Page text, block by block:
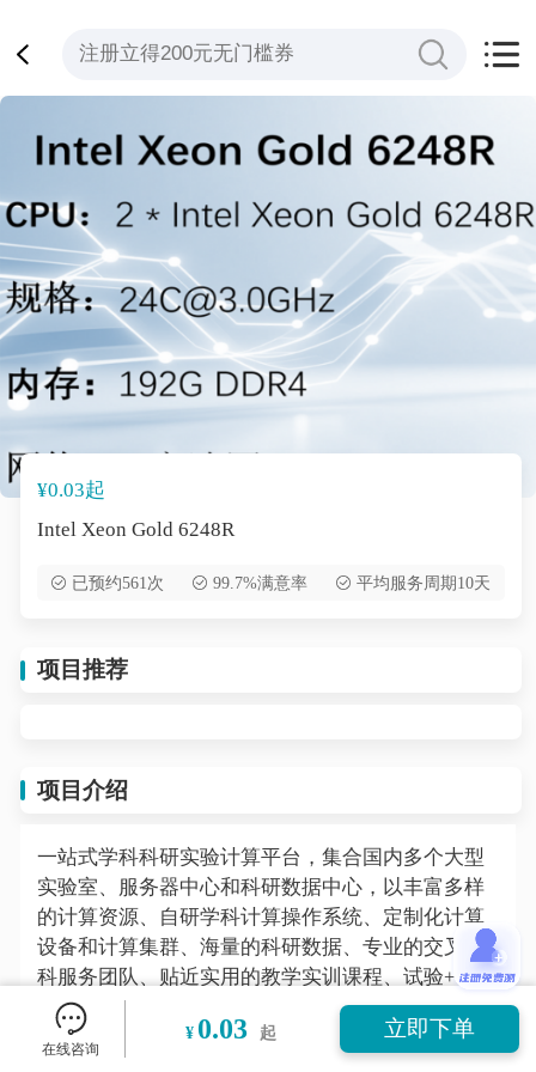
在线咨询
¥ 0.03 起 立即下单
¥0.03起
Intel Xeon Gold 6248R
已预约561次 99.7%满意率 平均服务周期10天
项目推荐
项目介绍
一站式学科科研实验计算平台，集合国内多个大型
实验室、服务器中心和科研数据中心，以丰富多样
的计算资源、自研学科计算操作系统、定制化计算
设备和计算集群、海量的科研数据、专业的交叉学
科服务团队、贴近实用的教学实训课程、试验+计算
模式，构建最专业的科研服务平台。解决用户海量
计算资源的使用、学科软件开发、软硬件整体解决